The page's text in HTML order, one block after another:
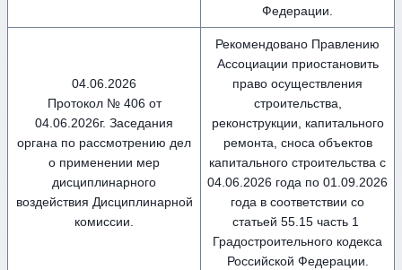
Федерации.
04.06.2026
Протокол № 406 от
04.06.2026г. Заседания
органа по рассмотрению дел
о применении мер
дисциплинарного
воздействия Дисциплинарной
комиссии.
Рекомендовано Правлению
Ассоциации приостановить
право осуществления
строительства,
реконструкции, капитального
ремонта, сноса объектов
капитального строительства с
04.06.2026 года по 01.09.2026
года в соответствии со
статьей 55.15 часть 1
Градостроительного кодекса
Российской Федерации.